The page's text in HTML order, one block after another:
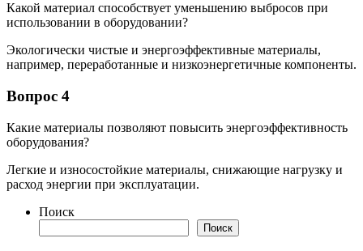
Какой материал способствует уменьшению выбросов при
использовании в оборудовании?
Экологически чистые и энергоэффективные материалы,
например, переработанные и низкоэнергетичные компоненты.
Вопрос 4
Какие материалы позволяют повысить энергоэффективность
оборудования?
Легкие и износостойкие материалы, снижающие нагрузку и
расход энергии при эксплуатации.
Поиск
Поиск